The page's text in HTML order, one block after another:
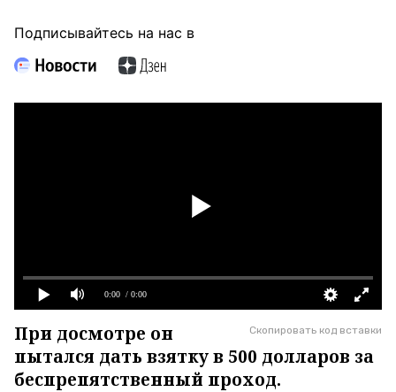
Подписывайтесь на нас в
0:00 / 0:00
Скопировать код вставки
При досмотре он
пытался дать взятку в 500 долларов за
беспрепятственный проход.